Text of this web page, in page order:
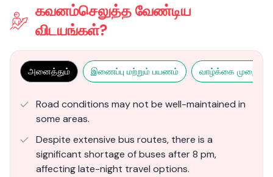
கவனம்செலுத்த வேண்டிய
விடயங்கள்?
அனைத்தும் இணைப்பு மற்றும் பயணம் வாழ்க்கை முறை
Road conditions may not be well-maintained in
some areas.
Despite extensive bus routes, there is a
significant shortage of buses after 8 pm,
affecting late-night travel options​.